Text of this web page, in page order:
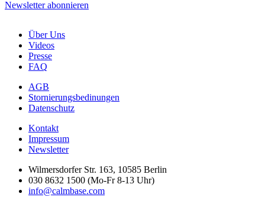
Newsletter abonnieren
Über Uns
Videos
Presse
FAQ
AGB
Stornierungsbedinungen
Datenschutz
Kontakt
Impressum
Newsletter
Wilmersdorfer Str. 163, 10585 Berlin
030 8632 1500 (Mo-Fr 8-13 Uhr)
info@calmbase.com